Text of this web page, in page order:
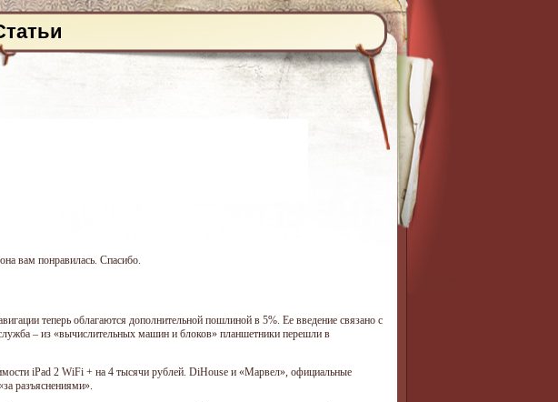
вам понравилась. Спасибо.
теперь облагаются дополнительной пошлиной в 5%. Ее введение связано с
– из «вычислительных машин и блоков» планшетники перешли в
iPad 2 WiFi + на 4 тысячи рублей. DiHouse и «Марвел», официальные
разъяснениями».